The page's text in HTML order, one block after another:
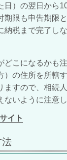
日）の翌日から
期限も申告期限
納税まで完了し
どこになるかも
）の住所を所轄
ますので、相続
いように注意し
イト
法